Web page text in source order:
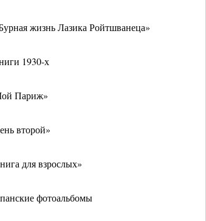
жизнь Лазика Ройтшванеца»
1930-х
Париж»
второй»
для взрослых»
фотоальбомы